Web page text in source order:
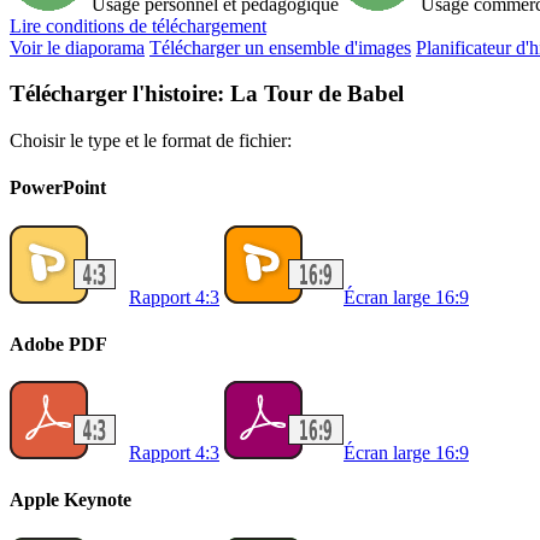
Lire conditions de téléchargement
Voir le diaporama Télécharger un ensemble d'images Planificateur
Télécharger l'histoire: La Tour de Babel
Choisir le type et le format de fichier:
PowerPoint
Rapport 4:3 Écran large 16:9
Adobe PDF
Rapport 4:3 Écran large 16:9
Apple Keynote